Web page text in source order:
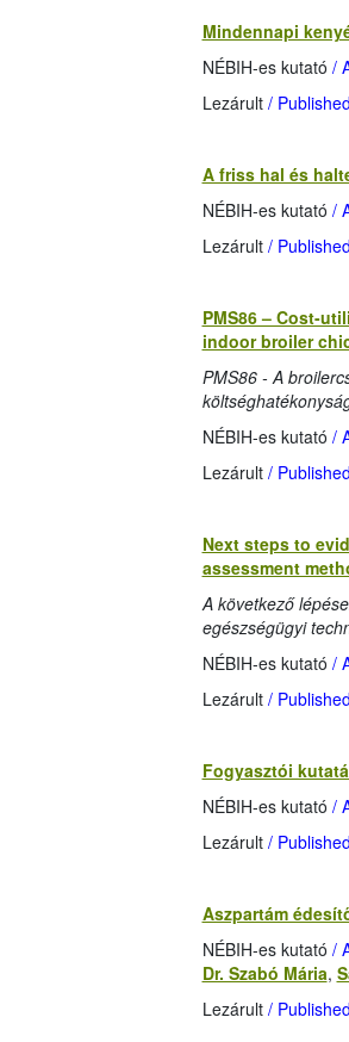
Mindennapi
NÉBIH-es kutató /
Lezárult / Published
A friss hal és
NÉBIH-es kutató /
Lezárult / Published
PMS86 – Cost-
indoor broiler
PMS86 - A
NÉBIH-es kutató /
Lezárult / Published
Next steps to
assessment
A következő
egészségügyi
NÉBIH-es kutató /
Lezárult / Published
Fogyasztói
NÉBIH-es kutató /
Lezárult / Published
Aszpartám
NÉBIH-es kutató /
Dr. Szabó Mária,
Lezárult / Published